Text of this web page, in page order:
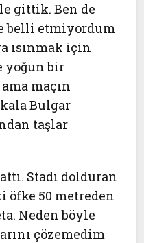
gittik. Ben de
belli etmiyordum
ısınmak için
yoğun bir
maçın
Bulgar
taşlar
Stadı dolduran
50 metreden
Neden böyle
çözemedim